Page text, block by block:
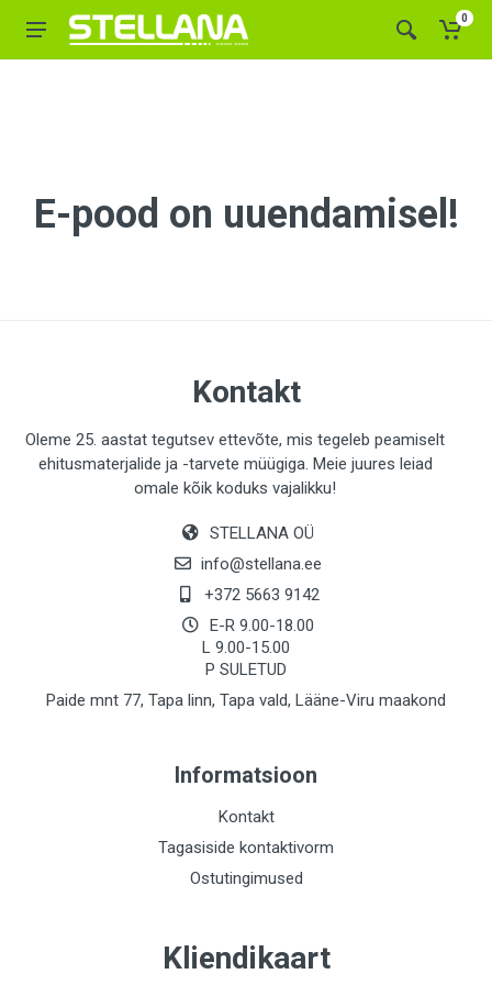
0
E-pood on uuendamisel!
Kontakt
Oleme 25. aastat tegutsev ettevõte, mis tegeleb peamiselt
ehitusmaterjalide ja -tarvete müügiga. Meie juures leiad
omale kõik koduks vajalikku!
STELLANA OÜ
info@stellana.ee
+372 5663 9142
E-R 9.00-18.00
L 9.00-15.00
P SULETUD
Paide mnt 77, Tapa linn, Tapa vald, Lääne-Viru maakond
Informatsioon
Kontakt
Tagasiside kontaktivorm
Ostutingimused
Kliendikaart